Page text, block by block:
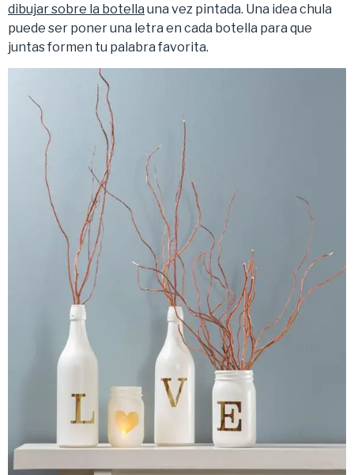
dibujar sobre la botella una vez pintada. Una idea chula
puede ser poner una letra en cada botella para que
juntas formen tu palabra favorita.